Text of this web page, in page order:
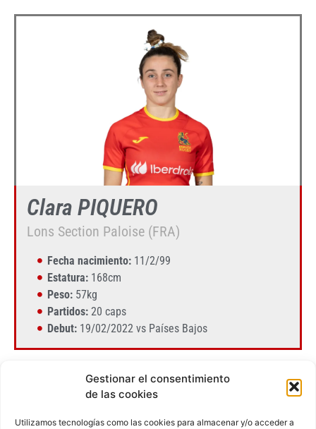
Gestionar el consentimiento
de las cookies
Utilizamos tecnologías como las cookies para almacenar y/o acceder a
Clara PIQUERO
Lons Section Paloise (FRA)
Fecha nacimiento:11/2/99
Estatura:168cm
Peso:57kg
Partidos:20 caps
Debut:19/02/2022 vs Países Bajos